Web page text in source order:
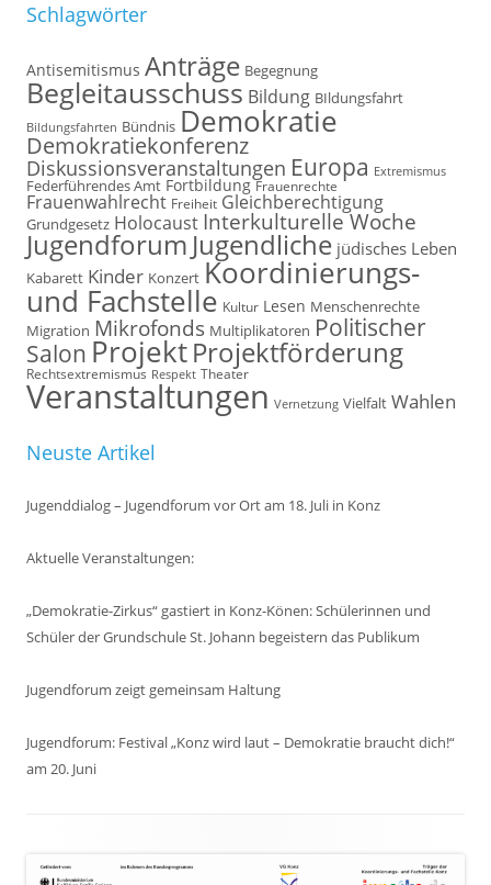
Schlagwörter
Antisemitismus Anträge Begegnung
Begleitausschuss Bildung BIldungsfahrt
Bildungsfahrten Bündnis Demokratie
Demokratiekonferenz
Diskussionsveranstaltungen Europa Extremismus
Federführendes Amt Fortbildung Frauenrechte
Frauenwahlrecht Freiheit Gleichberechtigung
Grundgesetz Holocaust Interkulturelle Woche
Jugendforum Jugendliche jüdisches Leben
Kabarett Kinder Konzert Koordinierungs-
und Fachstelle Kultur Lesen Menschenrechte
Migration Mikrofonds Multiplikatoren Politischer
Salon ProjektProjektförderung
Rechtsextremismus Respekt Theater
Veranstaltungen Vernetzung Vielfalt Wahlen
Neuste Artikel
Jugenddialog – Jugendforum vor Ort am 18. Juli in Konz
Aktuelle Veranstaltungen:
„Demokratie-Zirkus“ gastiert in Konz-Könen: Schülerinnen und
Schüler der Grundschule St. Johann begeistern das Publikum
Jugendforum zeigt gemeinsam Haltung
Jugendforum: Festival „Konz wird laut – Demokratie braucht dich!“
am 20. Juni